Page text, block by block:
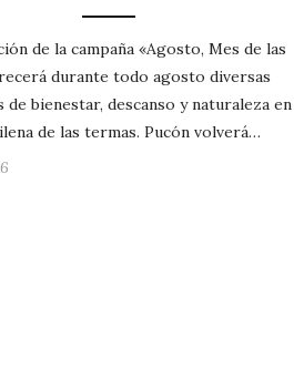
de la campaña «Agosto, Mes de las
durante todo agosto diversas
de bienestar, descanso y naturaleza en
de las termas. Pucón volverá…